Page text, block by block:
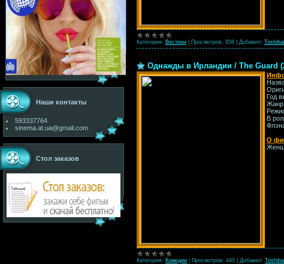
Наши контакты
593337764
sinema.at.ua@gmail.com
Стол заказов
Категория: Вестерн Просмотров: 856 Добавил:
Однажды в Ирландии / The Guard
Год
В
О
Категория: Комедии Просмотров: 440 Добавил: